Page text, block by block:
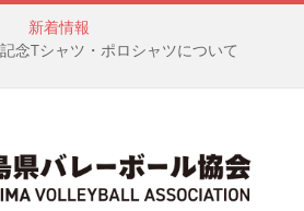
新着情報
念Tシャツ・ポロシャツについて